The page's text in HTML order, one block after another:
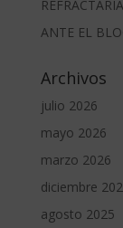
ANTE EL
Archivos
julio 2026
mayo 2026
marzo 2026
diciembre
agosto 2025